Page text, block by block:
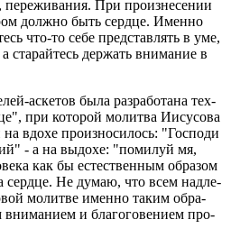
пе­ре­жи­ва­ния. При про­из­не­се­нии
долж­но быть серд­це. Имен­но
что-то себе пред­став­лять в уме,
ста­рай­тесь дер­жать вни­ма­ние в
ас­ке­тов была раз­ра­бо­та­на тех­
при ко­то­рой мо­лит­ва Иису­со­ва
вдохе про­из­но­си­лось: "Гос­по­ди
- а на вы­до­хе: "по­ми­луй мя,
как бы есте­ствен­ным об­ра­зом
серд­це. Не думаю, что всем над­ле­
мо­лит­ве имен­но таким об­ра­
вни­ма­ни­ем и бла­го­го­ве­ни­ем про­